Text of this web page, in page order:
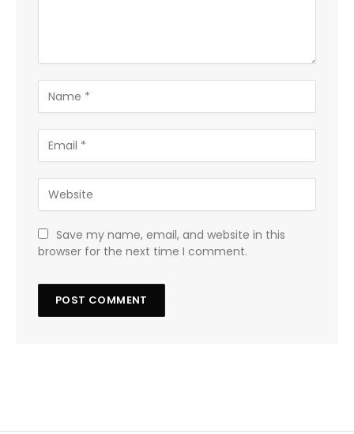
Save my name, email, and website in this
browser for the next time I comment.